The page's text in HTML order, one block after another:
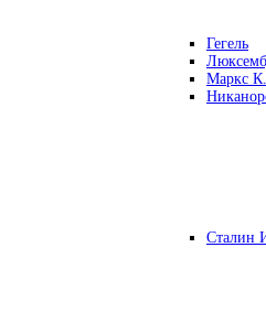
Гегель
Маркс К.
Сталин